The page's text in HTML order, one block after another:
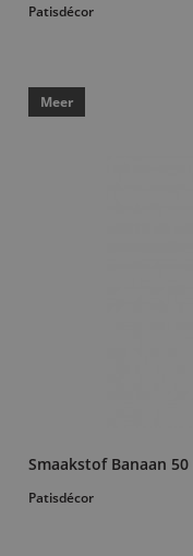
Patisdécor
Meer
Smaakstof Banaan 50
Patisdécor